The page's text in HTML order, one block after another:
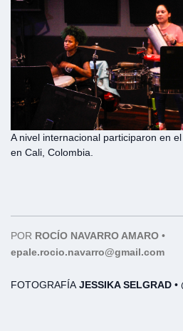
A nivel internacional participaron en
en Cali, Colombia.
POR ROCÍO NAVARRO AMARO •
epale.rocio.navarro@gmail.com
FOTOGRAFÍA JESSIKA SELGRAD •